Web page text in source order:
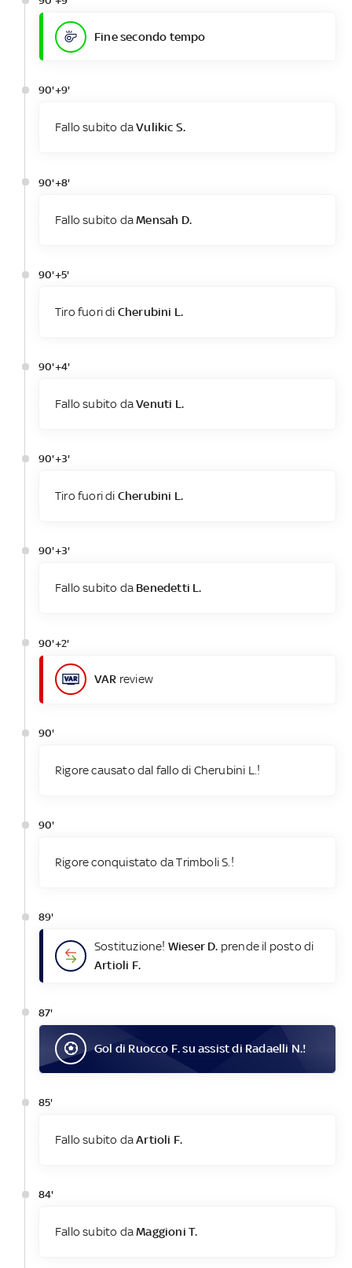
Fine secondo tempo
90'+9'
Fallo subito daVulikic S.
90'+8'
Fallo subito daMensah D.
90'+5'
Tiro fuori di Cherubini L.
90'+4'
Fallo subito daVenuti L.
90'+3'
Tiro fuori di Cherubini L.
90'+3'
Fallo subito da Benedetti L.
90'+2'
VAR review
90'
Rigore causato dal fallo di Cherubini L.!
90'
Rigore conquistato da Trimboli S.!
89'
Sostituzione! Wieser D. prende il posto di
Artioli F.
87'
Gol di Ruocco F.su assist di Radaelli N.!
85'
Fallo subito daArtioli F.
84'
Fallo subito daMaggioni T.